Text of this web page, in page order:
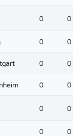
0 0
0 0
0 0
0 0
0 0
0 0